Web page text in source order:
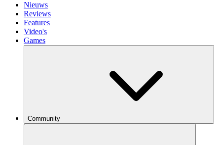
Nieuws
Reviews
Features
Video's
Games
Community